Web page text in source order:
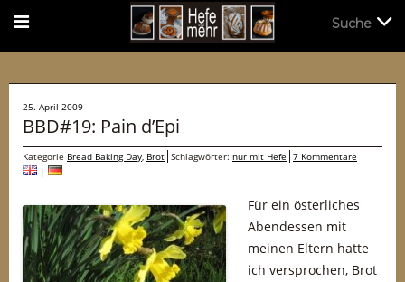
25. April 2009
BBD#19: Pain d’Epi
Kategorie Bread Baking Day, Brot Schlagwörter: nur mit Hefe 7 Kommentare
|
Für ein österliches
Abendessen mit
meinen Eltern hatte
ich versprochen, Brot
Suche
Suche